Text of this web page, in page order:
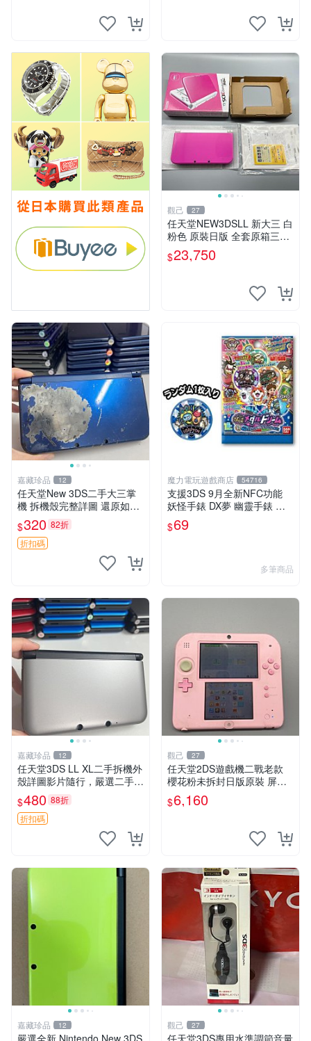
觀己 27
任天堂NEW3DSLL 新大三 白
粉色 原裝日版 全套原箱三碼
合一 輸入未改機 原廠觸控筆
齊備 任天堂 NEW3DSLL 3D
$23,750
嘉藏珍品 12
任天堂New 3DS二手大三掌
機 拆機殼完整詳圖 還原如新
帶編號發貨 拆機殼 3ds 新款
可玩商品
$320 82折
折扣碼
魔力電玩遊戲商店 54716
支援3DS 9月全新NFC功能
妖怪手錶 DX夢 幽靈手錶 專
用徽章 夢02 地獄 抓住夢想的
機會 單包【板橋魔力】
$69
多筆商品
嘉藏珍品 12
任天堂3DS LL XL二手拆機外
殼詳圖影片隨行，嚴選二手適
合收藏 3DS LL XL 拆機 外殼
數字機
$480 88折
折扣碼
觀己 27
任天堂2DS遊戲機二戰老款
櫻花粉未拆封日版原裝 屏清
全新 全套附贈充電線及觸控
筆 2DS 游戲機 日本原裝 二
$6,160
嘉藏珍品 12 觀己 27